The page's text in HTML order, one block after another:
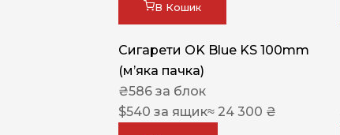
В Кошик
Сигарети OK Blue KS 100mm
(м’яка пачка)
₴586 за блок
$540 за ящик≈ 24 300 ₴